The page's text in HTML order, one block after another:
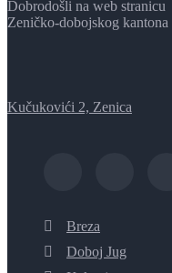
Dobrodošli na web stranicu
Zeničko-dobojskog kantona
Kučukovići 2, Zenica
Breza
Doboj Jug